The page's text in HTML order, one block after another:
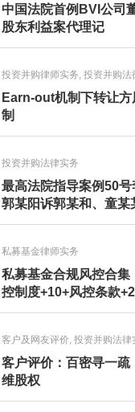
中国法院首例BVI公司
股东利益案代理记
投资并购律师实务, 投资并购法
Earn-out机制下转让方
制
投资并购法律实务
最高法院指导案例50号
郭某阳诉郭某和、童某
纠纷案
私募基金律师实务
私募基金合规风控合集
控制度+10+风控条款
文章+每月动态
客户及网友评价, 投资并购法律
客户评价：百密寻一疏
维股权